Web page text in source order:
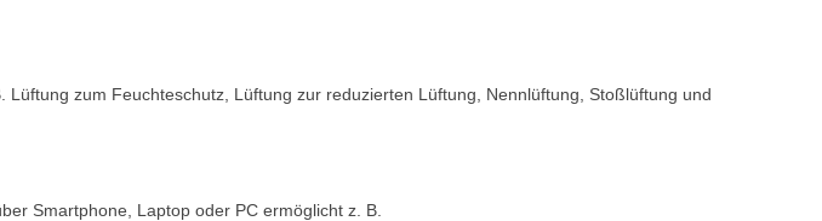
zum Feuchteschutz, Lüftung zur reduzierten Lüftung, Nennlüftung, Stoßlüftung und
Smartphone, Laptop oder PC ermöglicht z. B.